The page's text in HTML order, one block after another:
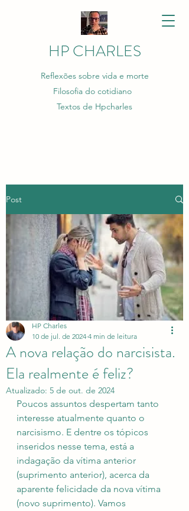
HP CHARLES
Reflexões sobre vida e morte
Filosofia do cotidiano
Textos de Hpcharles
Post
A nova relação do narcisista.
Ela realmente é feliz?
HP Charles
10 de jul. de 2024 4 min de leitura
Atualizado: 5 de out. de 2024
Poucos assuntos despertam tanto
interesse atualmente quanto o
narcisismo. E dentre os tópicos
inseridos nesse tema, está a
indagação da vítima anterior
(suprimento anterior), acerca da
aparente felicidade da nova vítima
(novo suprimento). Vamos